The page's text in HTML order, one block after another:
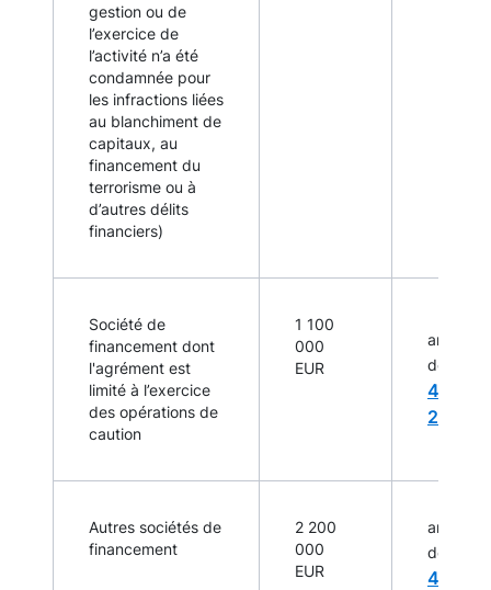
gestion ou de
l’exercice de
l’activité n’a été
condamnée pour
les infractions liées
au blanchiment de
capitaux, au
financement du
terrorisme ou à
d’autres délits
financiers)
Société de
financement dont
l'agrément est
limité à l’exercice
des opérations de
caution
1 100
000
EUR
article 4
de
4
2017
Autres sociétés de
financement
2 200
000
EUR
article 4
de
4